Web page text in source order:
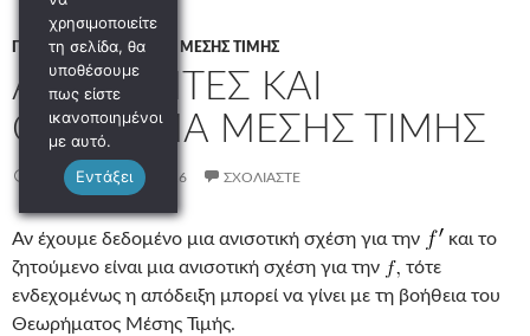
Γ ΛΥΚΕΊΟΥ/ΘΕΩΡΗΜΑ ΜΕΣΗΣ ΤΙΜΗΣ
ΑΝΙΣΟΤΗΤΕΣ ΚΑΙ
ΘΕΩΡΗΜΑ ΜΕΣΗΣ ΤΙΜΗΣ
14 ΣΕΠΤΕΜΒΡΊΟΥ 2016 ΣΧΟΛΙΆΣΤΕ
Αν έχουμε δεδομένο μια ανισοτική σχέση για την
και το
ζητούμενο είναι μια ανισοτική σχέση για την
τότε
ενδεχομένως η απόδειξη μπορεί να γίνει με τη βοήθεια του
Θεωρήματος Μέσης Τιμής.
χρησιμοποιείτε
τη σελίδα, θα
υποθέσουμε
πως είστε
ικανοποιημένοι
με αυτό.
Εντάξει